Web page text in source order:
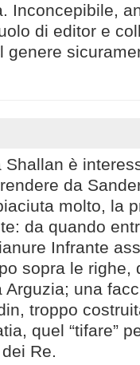
Inconcepibile,
di editor e
genere
Shallan è
da
molto, la
da quando
Infrante
sopra le righe,
Arguzia; una
troppo
quel “tifare”
Re.